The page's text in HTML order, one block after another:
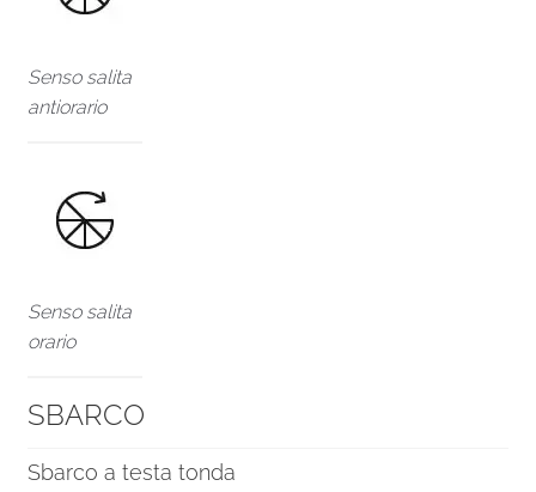
Senso salita
antiorario
Senso salita
orario
SBARCO
Sbarco a testa tonda